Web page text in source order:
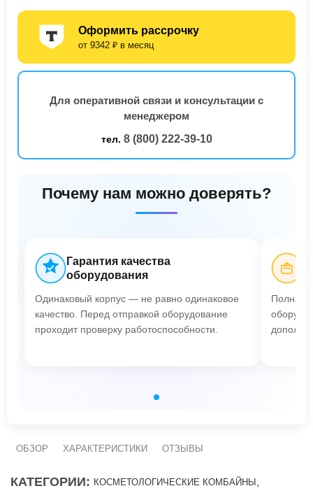
Оформить рассрочку
от 9342 ₽ в месяц
Для оперативной связи и консультации с
менеджером
тел. 8 (800) 222-39-10
Почему нам можно доверять?
Гарантия качества
оборудования
Одинаковый корпус — не равно одинаковое
качество. Перед отправкой оборудование
проходит проверку работоспособности.
Полная
ОБЗОР ХАРАКТЕРИСТИКИ ОТЗЫВЫ
КАТЕГОРИИ: КОСМЕТОЛОГИЧЕСКИЕ КОМБАЙНЫ ,